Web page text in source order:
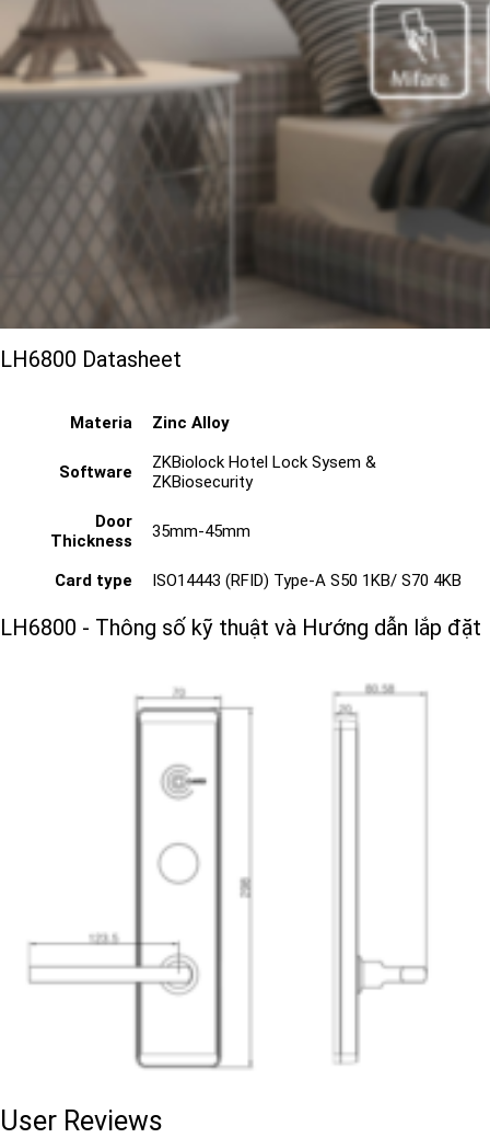
LH6800 Datasheet
Materia Zinc Alloy
Software
ZKBiolock Hotel Lock Sysem &
ZKBiosecurity
Door
Thickness
35mm-45mm
Card type ISO14443 (RFID) Type-A S50 1KB/ S70 4KB
LH6800 - Thông số kỹ thuật và Hướng dẫn lắp đặt
User Reviews